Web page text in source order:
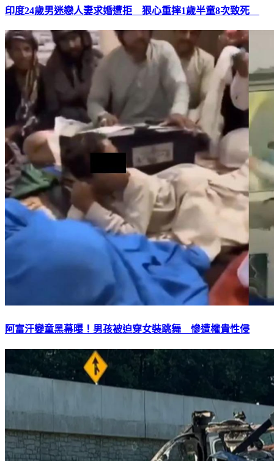
印度24歲男迷戀人妻求婚遭拒 狠心重摔1歲半童8次致死
阿富汗孌童黑幕曝！男孩被迫穿女裝跳舞 慘遭權貴性侵